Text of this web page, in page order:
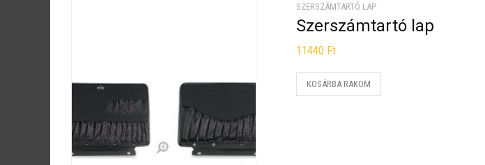
SZERSZÁMTARTÓ LAP
Szerszámtartó lap
11440 Ft
KOSÁRBA RAKOM